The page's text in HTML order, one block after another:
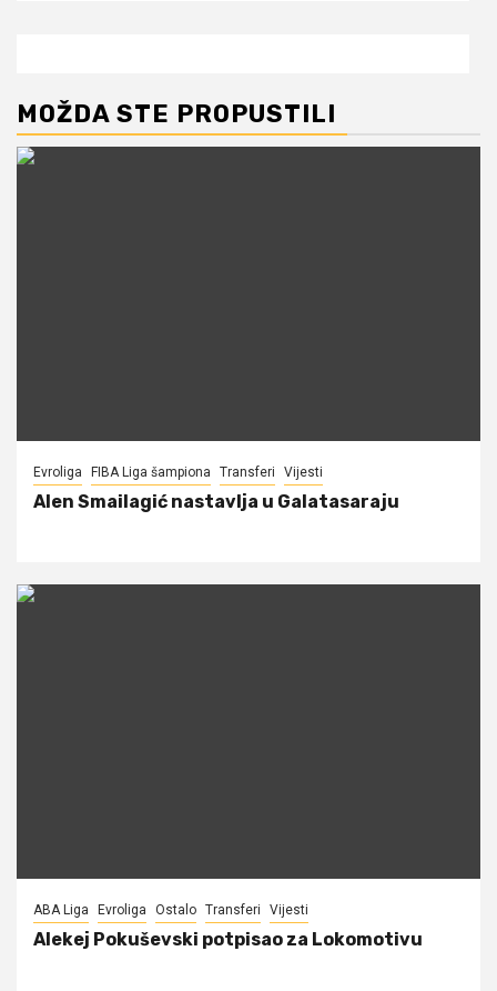
MOŽDA STE PROPUSTILI
Evroliga FIBA Liga šampiona Transferi Vijesti
Alen Smailagić nastavlja u Galatasaraju
ABA Liga Evroliga Ostalo Transferi Vijesti
Alekej Pokuševski potpisao za Lokomotivu